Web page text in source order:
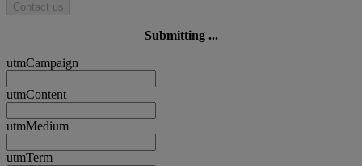
Contact us
Submitting ...
utmCampaign
utmContent
utmMedium
utmTerm